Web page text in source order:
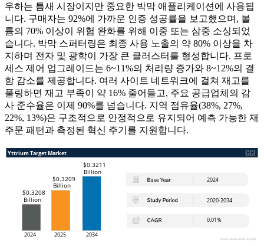
우하는 틈새 시장이지만 중요한 박막 애플리케이션에 사용됩
니다. 구매자는 92%에 가까운 인증 성공률을 보고했으며, 볼
륨의 70% 이상이 위험 완화를 위해 이중 또는 삼중 소싱되었
습니다. 박막 스퍼터링은 최종 사용 노출의 약 80% 이상을 차
지하며 전자 및 광학이 가장 큰 클러스터를 형성합니다. 프로
세스 제어 업그레이드는 6~11%의 처리량 증가와 8~12%의 결
함 감소를 제공합니다. 여러 사이트 네트워크에 걸쳐 재고를
풀링하면 재고 부족이 약 16% 줄어들고, 주요 공급업체의 감
사 준수율은 이제 90%를 넘습니다. 지역 점유율(38%, 27%,
22%, 13%)은 구조적으로 안정적으로 유지되어 예측 가능한 재
주문 패턴과 측정된 혁신 주기를 지원합니다.